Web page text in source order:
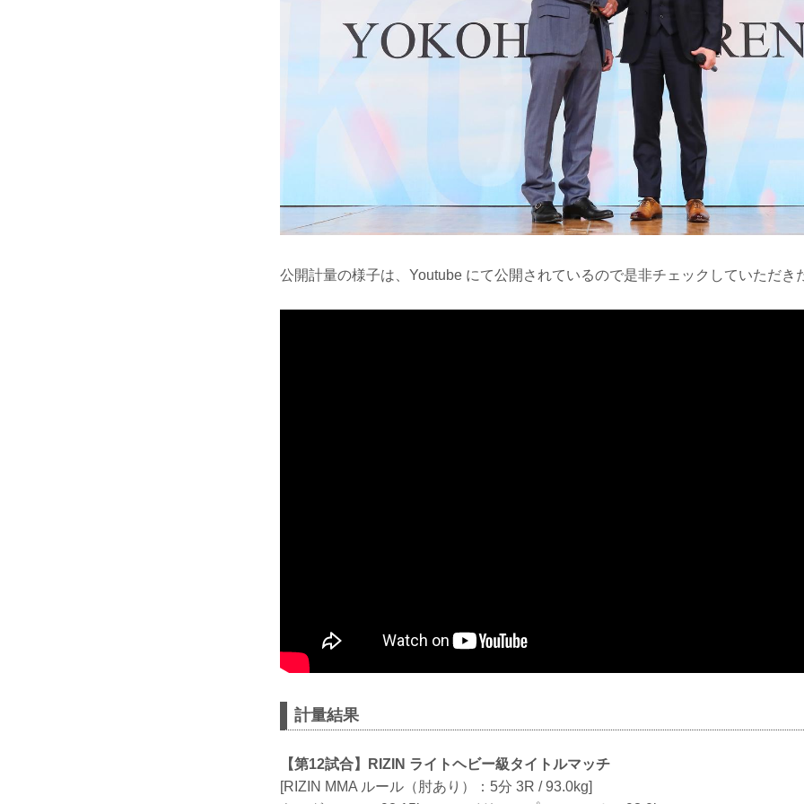
公開計量の様子は、Youtube にて公開されているので是非チェックしていただき
計量結果
【第12試合】RIZIN ライトヘビー級タイトルマッチ
[RIZIN MMA ルール（肘あり）：5分 3R / 93.0kg]